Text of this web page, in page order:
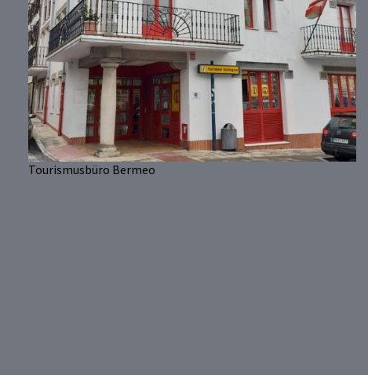
Tourismusbüro Bermeo